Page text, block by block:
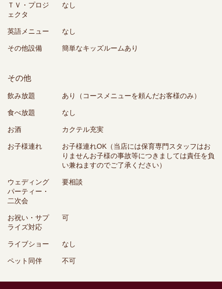
ＴＶ・プロジ
ェクタ
なし
英語メニュー なし
その他設備 簡単なキッズルームあり
その他
飲み放題 あり（コースメニューを頼んだお客様のみ）
食べ放題 なし
お酒 カクテル充実
お子様連れ
お子様連れOK（当店には保育専門スタッフはお
りませんお子様の事故等につきましては責任を負
い兼ねますのでご了承ください）
ウェディング
パーティー・
二次会
要相談
お祝い・サプ
ライズ対応
可
ライブショー なし
ペット同伴 不可